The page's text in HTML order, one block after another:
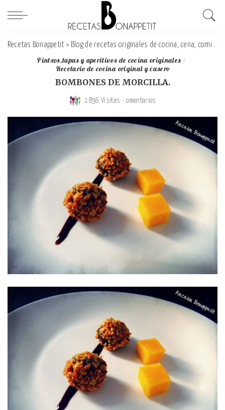
Recetas Bonappetit > Blog de recetas originales de cocina, cena, comida y desayuno
Pintxos,tapas y aperitivos de cocina originales
Recetario de cocina original y casero
BOMBONES DE MORCILLA.
1856 Visitas omentarios